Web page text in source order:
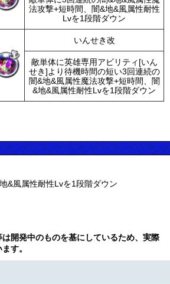
法攻撃+短時間、闇&地&風属性耐性
Lvを1段階ダウン
いんせき改
敵単体に英雄専用アビリティ[いん
せき]より待機時間の短い3回連続の
闇&地&風属性魔法攻撃+短時間、闇
&地&風属性耐性Lvを1段階ダウン
&風属性耐性Lvを1段階ダウン
開発中のものを基にしているため、実際
す。